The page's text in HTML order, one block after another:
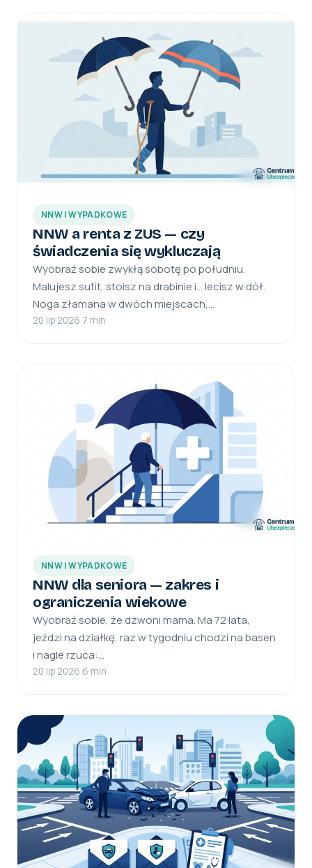
NNW I WYPADKOWE
NNW a renta z ZUS — czy
świadczenia się wykluczają
Wyobraź sobie zwykłą sobotę po południu.
Malujesz sufit, stoisz na drabinie i… lecisz w dół.
Noga złamana w dwóch miejscach,…
20 lip 2026·7 min
NNW I WYPADKOWE
NNW dla seniora — zakres i
ograniczenia wiekowe
Wyobraź sobie, że dzwoni mama. Ma 72 lata,
jeździ na działkę, raz w tygodniu chodzi na basen
i nagle rzuca:…
20 lip 2026·6 min